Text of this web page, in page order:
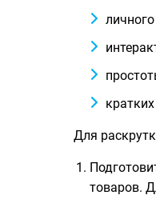
Для
товаров.